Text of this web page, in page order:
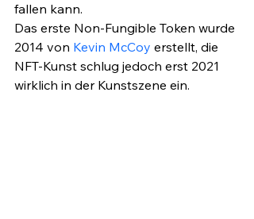
fallen kann.
Das erste Non-Fungible Token wurde
2014 von Kevin McCoy erstellt, die
NFT-Kunst schlug jedoch erst 2021
wirklich in der Kunstszene ein.